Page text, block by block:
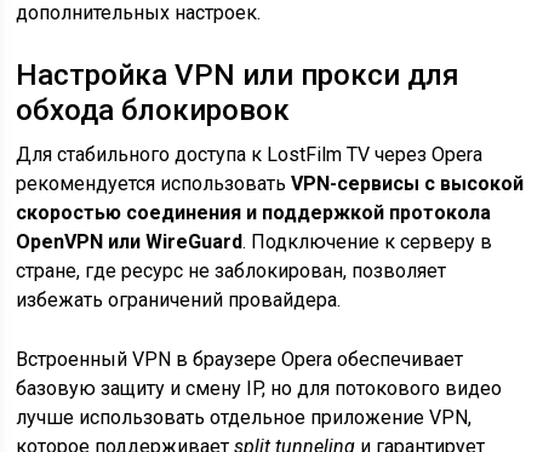
дополнительных настроек.
Настройка VPN или прокси для
обхода блокировок
Для стабильного доступа к LostFilm TV через Opera
рекомендуется использоватьVPN-сервисы с высокой
скоростью соединения и поддержкой протокола
OpenVPN или WireGuard. Подключение к серверу в
стране, где ресурс не заблокирован, позволяет
избежать ограничений провайдера.
Встроенный VPN в браузере Opera обеспечивает
базовую защиту и смену IP, но для потокового видео
лучше использовать отдельное приложение VPN,
которое поддерживаетsplit tunneling и гарантирует